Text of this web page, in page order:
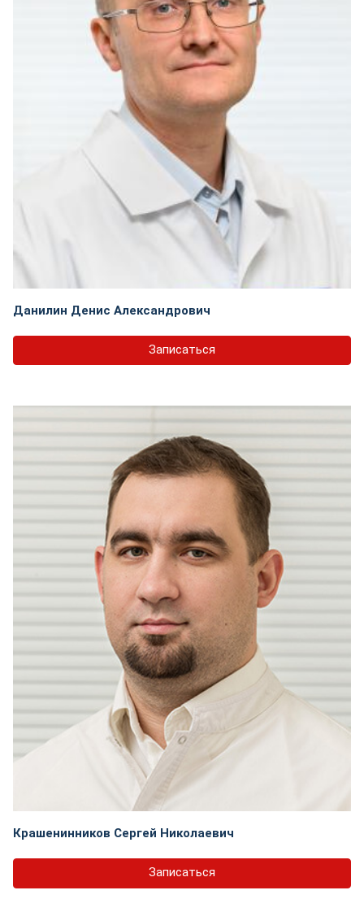
Данилин Денис Александрович
Записаться
Крашенинников Сергей Николаевич
Записаться